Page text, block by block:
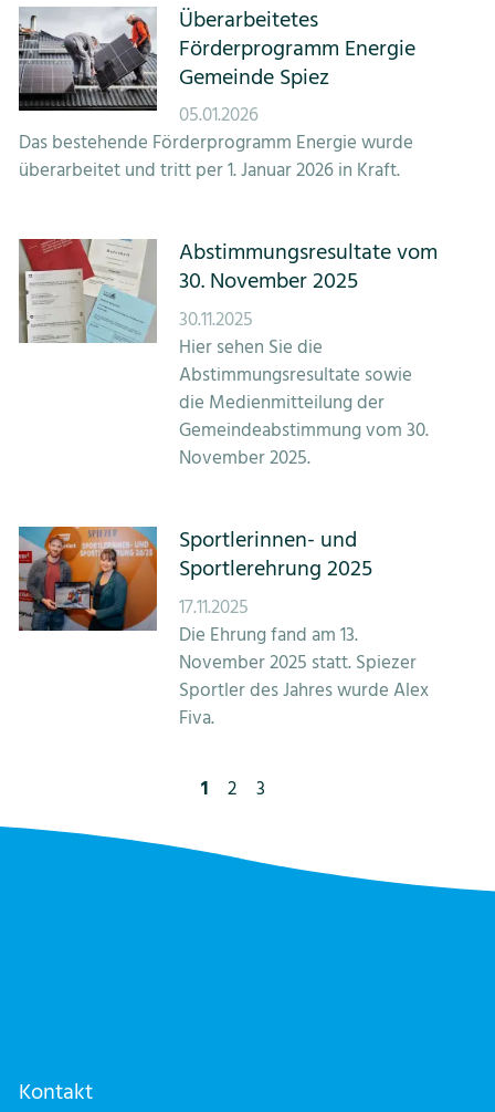
Überarbeitetes
Förderprogramm Energie
Gemeinde Spiez
05.01.2026
Das bestehende Förderprogramm Energie wurde
überarbeitet und tritt per 1. Januar 2026 in Kraft.
Abstimmungsresultate vom
30. November 2025
30.11.2025
Hier sehen Sie die
Abstimmungsresultate sowie
die Medienmitteilung der
Gemeindeabstimmung vom 30.
November 2025.
Sportlerinnen- und
Sportlerehrung 2025
17.11.2025
Die Ehrung fand am 13.
November 2025 statt. Spiezer
Sportler des Jahres wurde Alex
Fiva.
1 2 3
Kontakt